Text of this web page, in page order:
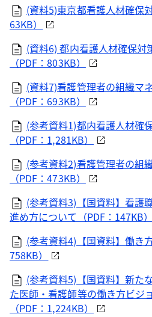
(資料5)東京都看護人材確保
63KB）
(資料6) 都内看護人材確保対
（PDF：803KB）
(資料7)看護管理者の組織マ
（PDF：693KB）
(参考資料1)都内看護人材確
（PDF：1,281KB）
(参考資料2)看護管理者の組
（PDF：473KB）
(参考資料3)【国資料】看護
進め方について（PDF：147KB）
(参考資料4)【国資料】働き
758KB）
(参考資料5)【国資料】新た
た医師・看護師等の働き方ビジ
（PDF：1,224KB）